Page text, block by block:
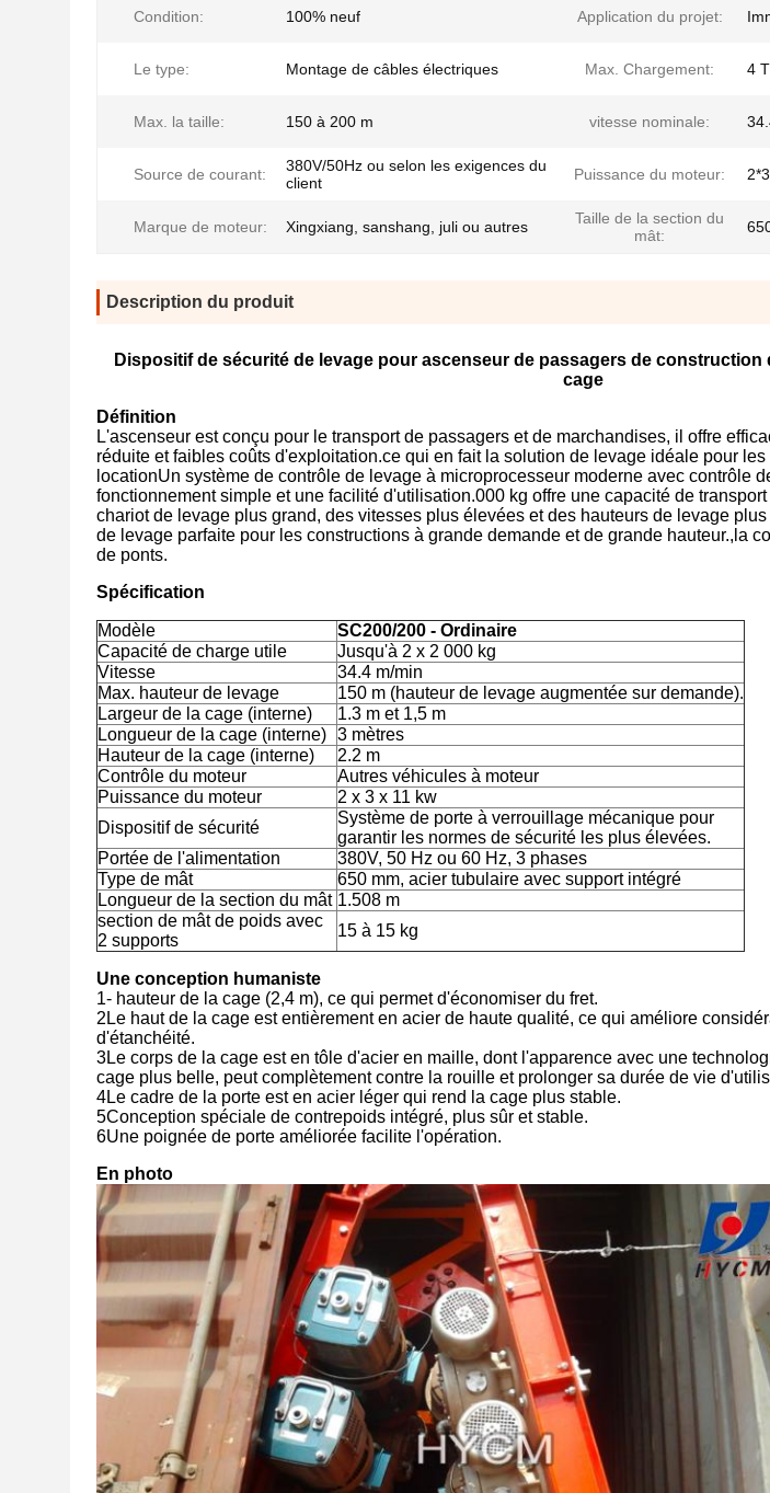
Condition: 100% neuf Application du projet:
Le type: Montage de câbles électriques Max. Chargement: 4 T
Max. la taille: 150 à 200 m vitesse nominale:
Source de courant:
380V/50Hz ou selon les exigences du
client
Puissance du moteur:
Marque de moteur: Xingxiang, sanshang, juli ou autres
Taille de la section du
mât:
Description du produit
Dispositif de sécurité de levage pour ascenseur de passagers de construction
cage
Définition
L'ascenseur est conçu pour le transport de passagers et de marchandises, il offre
réduite et faibles coûts d'exploitation.ce qui en fait la solution de levage idéale pour
locationUn système de contrôle de levage à microprocesseur moderne avec contrôle
fonctionnement simple et une facilité d'utilisation.000 kg offre une capacité de
chariot de levage plus grand, des vitesses plus élevées et des hauteurs de levage
de levage parfaite pour les constructions à grande demande et de grande hauteur.,la
de ponts.
Spécification
Modèle
SC200/200 - Ordinaire
Capacité de charge utile
Jusqu'à 2 x 2 000 kg
Vitesse
34.4 m/min
Max. hauteur de levage
150 m (hauteur de levage augmentée sur demande).
Largeur de la cage (interne)
1.3 m et 1,5 m
Longueur de la cage (interne) 3 mètres
Hauteur de la cage (interne)
2.2 m
Contrôle du moteur
Autres véhicules à moteur
Puissance du moteur
2 x 3 x 11 kw
Dispositif de sécurité
Système de porte à verrouillage mécanique pour
garantir les normes de sécurité les plus élevées.
Portée de l'alimentation
380V, 50 Hz ou 60 Hz, 3 phases
Type de mât
650 mm, acier tubulaire avec support intégré
Longueur de la section du mât 1.508 m
section de mât de poids avec
2 supports
15 à 15 kg
Une conception humaniste
1- hauteur de la cage (2,4 m), ce qui permet d'économiser du fret.
2Le haut de la cage est entièrement en acier de haute qualité, ce qui améliore
d'étanchéité.
3Le corps de la cage est en tôle d'acier en maille, dont l'apparence avec une
cage plus belle, peut complètement contre la rouille et prolonger sa durée de vie
4Le cadre de la porte est en acier léger qui rend la cage plus stable.
5Conception spéciale de contrepoids intégré, plus sûr et stable.
6Une poignée de porte améliorée facilite l'opération.
En photo